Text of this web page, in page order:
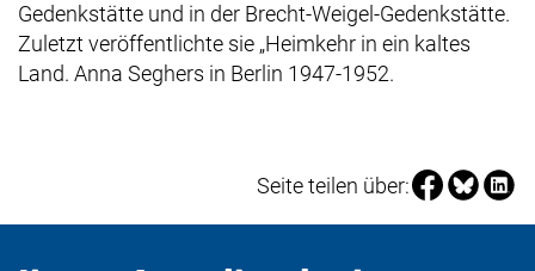
Gedenkstätte und in der Brecht-Weigel-Gedenkstätte.
Zuletzt veröffentlichte sie „Heimkehr in ein kaltes
Land. Anna Seghers in Berlin 1947-1952.
Seite teilen über:Seite über
Seite